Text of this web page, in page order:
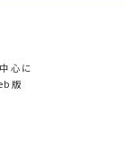
心に
版